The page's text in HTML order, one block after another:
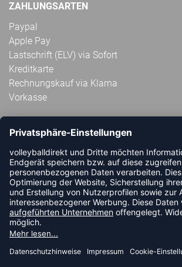
ZAHLUNGSARTEN
Paypal
Apple Pay
Lastschrift (ELV) via Sofort
Kreditkarte
Rechnungskauf via Klarna
Vorkasse
ABONNIERE JETZT DEN KOSTENLOSEN
VOLLEYBALLDIREKT-NEWSLETTER UND
NEUIGKEIT ODER AKTION MEHR.
JETZT ANMELDEN